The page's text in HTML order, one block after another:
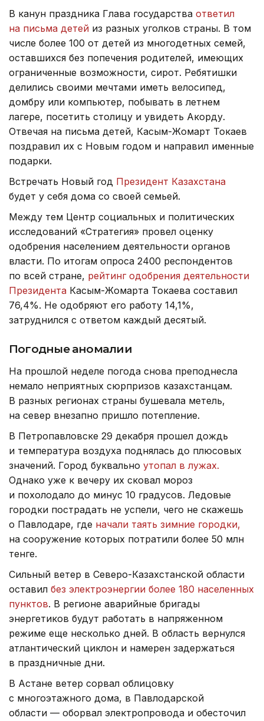
В канун праздника Глава государства ответил
на письма детей из разных уголков страны. В том
числе более 100 от детей из многодетных семей,
оставшихся без попечения родителей, имеющих
ограниченные возможности, сирот. Ребятишки
делились своими мечтами иметь велосипед,
домбру или компьютер, побывать в летнем
лагере, посетить столицу и увидеть Акорду.
Отвечая на письма детей, Касым-Жомарт Токаев
поздравил их с Новым годом и направил именные
подарки.
Встречать Новый год Президент Казахстана
будет у себя дома со своей семьей.
Между тем Центр социальных и политических
исследований «Стратегия» провел оценку
одобрения населением деятельности органов
власти. По итогам опроса 2400 респондентов
по всей стране, рейтинг одобрения деятельности
Президента Касым-Жомарта Токаева составил
76,4%. Не одобряют его работу 14,1%,
затруднился с ответом каждый десятый.
Погодные аномалии
На прошлой неделе погода снова преподнесла
немало неприятных сюрпризов казахстанцам.
В разных регионах страны бушевала метель,
на север внезапно пришло потепление.
В Петропавловске 29 декабря прошел дождь
и температура воздуха поднялась до плюсовых
значений. Город буквально утопал в лужах.
Однако уже к вечеру их сковал мороз
и похолодало до минус 10 градусов. Ледовые
городки пострадать не успели, чего не скажешь
о Павлодаре, где начали таять зимние городки,
на сооружение которых потратили более 50 млн
тенге.
Сильный ветер в Северо-Казахстанской области
оставил без электроэнергии более 180 населенных
пунктов. В регионе аварийные бригады
энергетиков будут работать в напряженном
режиме еще несколько дней. В область вернулся
атлантический циклон и намерен задержаться
в праздничные дни.
В Астане ветер сорвал облицовку
с многоэтажного дома, в Павлодарской
области — оборвал электропровода и обесточил